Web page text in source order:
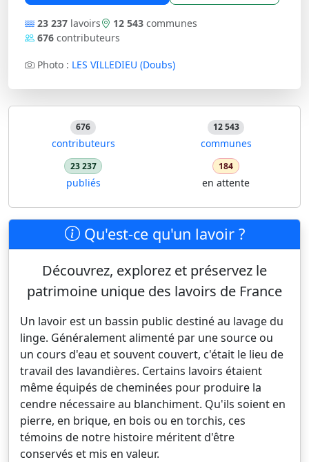
23 237 lavoirs 12 543 communes
676 contributeurs
Photo : LES VILLEDIEU (Doubs)
676
contributeurs
12 543
communes
23 237
publiés
184
en attente
Qu'est-ce qu'un lavoir ?
Découvrez, explorez et préservez le
patrimoine unique des lavoirs de France
Un lavoir est un bassin public destiné au lavage du
linge. Généralement alimenté par une source ou
un cours d'eau et souvent couvert, c'était le lieu de
travail des lavandières. Certains lavoirs étaient
même équipés de cheminées pour produire la
cendre nécessaire au blanchiment. Qu'ils soient en
pierre, en brique, en bois ou en torchis, ces
témoins de notre histoire méritent d'être
conservés et mis en valeur.